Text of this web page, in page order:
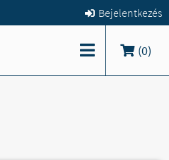
Bejelentkezés
(0)